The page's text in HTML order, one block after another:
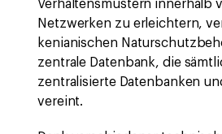
Verhaltensmustern innerhalb
Netzwerken zu erleichtern,
kenianischen
zentrale Datenbank, die
zentralisierte Datenbanken
vereint.